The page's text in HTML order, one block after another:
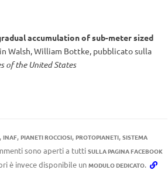
accumulation of sub-meter sized
Walsh, William Bottke, pubblicato sulla
of the United States
INAF, PIANETI ROCCIOSI, PROTOPIANETI, SISTEMA
sono aperti a tutti SULLA PAGINA FACEBOOK
è invece disponibile un MODULO DEDICATO.